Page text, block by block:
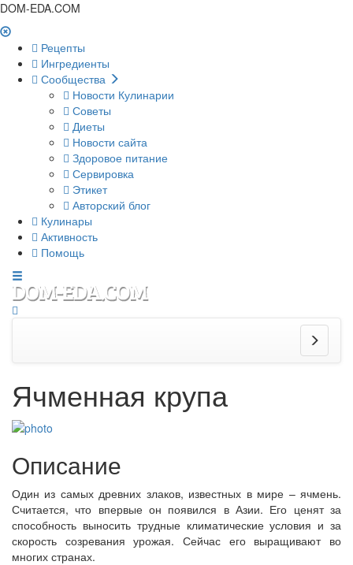
DOM-EDA.COM
Рецепты
Ингредиенты
Сообщества
Новости Кулинарии
Советы
Диеты
Новости сайта
Здоровое питание
Сервировка
Этикет
Авторский блог
Кулинары
Активность
Помощь
Ячменная крупа
Описание
Один из самых древних злаков, известных в мире – ячмень.
Считается, что впервые он появился в Азии. Его ценят за
способность выносить трудные климатические условия и за
скорость созревания урожая. Сейчас его выращивают во
многих странах.